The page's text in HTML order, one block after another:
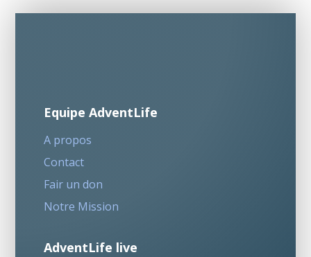
Equipe AdventLife
A propos
Contact
Fair un don
Notre Mission
AdventLife live